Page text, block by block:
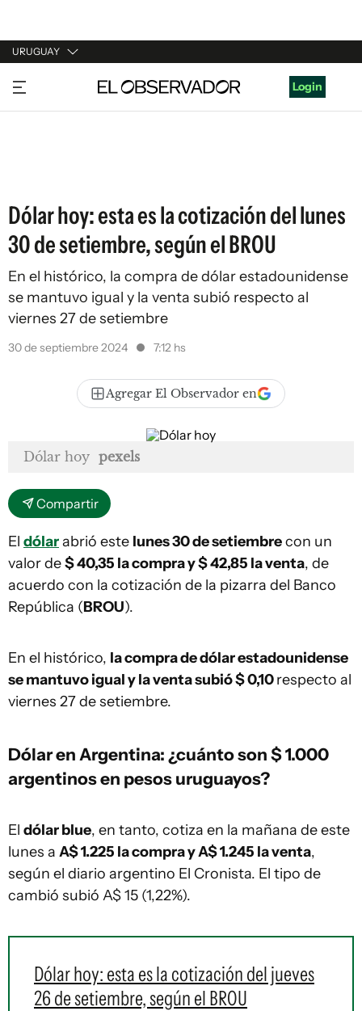
URUGUAY
URUGUAY
ARGENTINA
Login
Dólar hoy: esta es la cotización del lunes
30 de setiembre, según el BROU
En el histórico, la compra de dólar estadounidense
se mantuvo igual y la venta subió respecto al
viernes 27 de setiembre
30 de septiembre 2024 7:12 hs
Agregar El Observador en
Dólar hoy pexels
Compartir
El dólarabrió este lunes30 de setiembrecon un
valor de$ 40,35 la compra y $ 42,85 la venta, de
acuerdo con la cotización de la pizarra del Banco
República (BROU).
En el histórico, la compra de dólar estadounidense
se mantuvo igual y la venta subió $ 0,10respecto al
viernes 27 de setiembre.
Dólar en Argentina: ¿cuánto son $ 1.000
argentinos en pesos uruguayos?
El dólar blue, en tanto, cotiza en la mañana de este
lunes a A$ 1.225 la compra y A$ 1.245 la venta,
según el diario argentino El Cronista. El tipo de
cambió subió A$ 15 (1,22%).
Dólar hoy: esta es la cotización del jueves
26 de setiembre, según el BROU